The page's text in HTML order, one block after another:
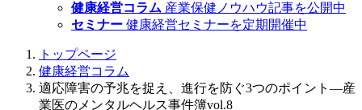
健康経営コラム 産業保健ノウハウ記事を公開中
セミナー 健康経営セミナーを定期開催中
トップページ
健康経営コラム
適応障害の予兆を捉え、進行を防ぐ3つのポイント―産
業医のメンタルヘルス事件簿vol.8